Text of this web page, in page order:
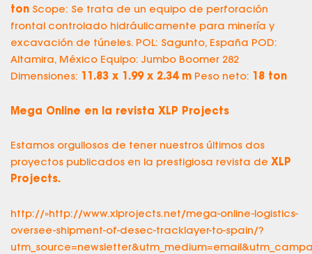
ton Scope: Se trata de un equipo de perforación
frontal controlado hidráulicamente para minería y
excavación de túneles. POL: Sagunto, España POD:
Altamira, México Equipo: Jumbo Boomer 282
Dimensiones: 11.83 x 1.99 x 2.34 m Peso neto: 18 ton
Mega Online en la revista XLP Projects
Estamos orgullosos de tener nuestros últimos dos
proyectos publicados en la prestigiosa revista de XLP
Projects.
http://»http://www.xlprojects.net/mega-online-logistics-
oversee-shipment-of-desec-tracklayer-to-spain/?